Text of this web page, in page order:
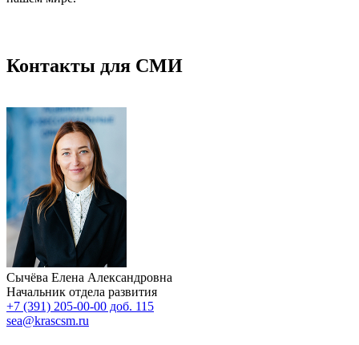
Контакты для СМИ
Сычёва Елена Александровна
Начальник отдела развития
+7 (391) 205-00-00 доб. 115
sea@krascsm.ru